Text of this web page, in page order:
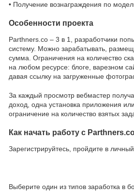
• Получение вознаграждения по
Особенности проекта
Parthners.co – 3 в 1, разработчики
систему. Можно зарабатывать,
сумма. Ограничения на количество
на любом ресурсе: блоге, варезном
давая ссылку на загруженные
За каждый просмотр вебмастер
доход, одна установка приложения
ограничение на количество взятых
Как начать работу с
Зарегистрируйтесь, пройдите в
Выберите один из типов заработка в